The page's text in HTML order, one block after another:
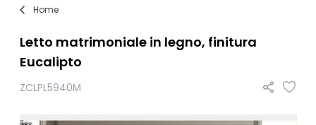
Home
Letto matrimoniale in legno, finitura
Eucalipto
ZCLPL5940M